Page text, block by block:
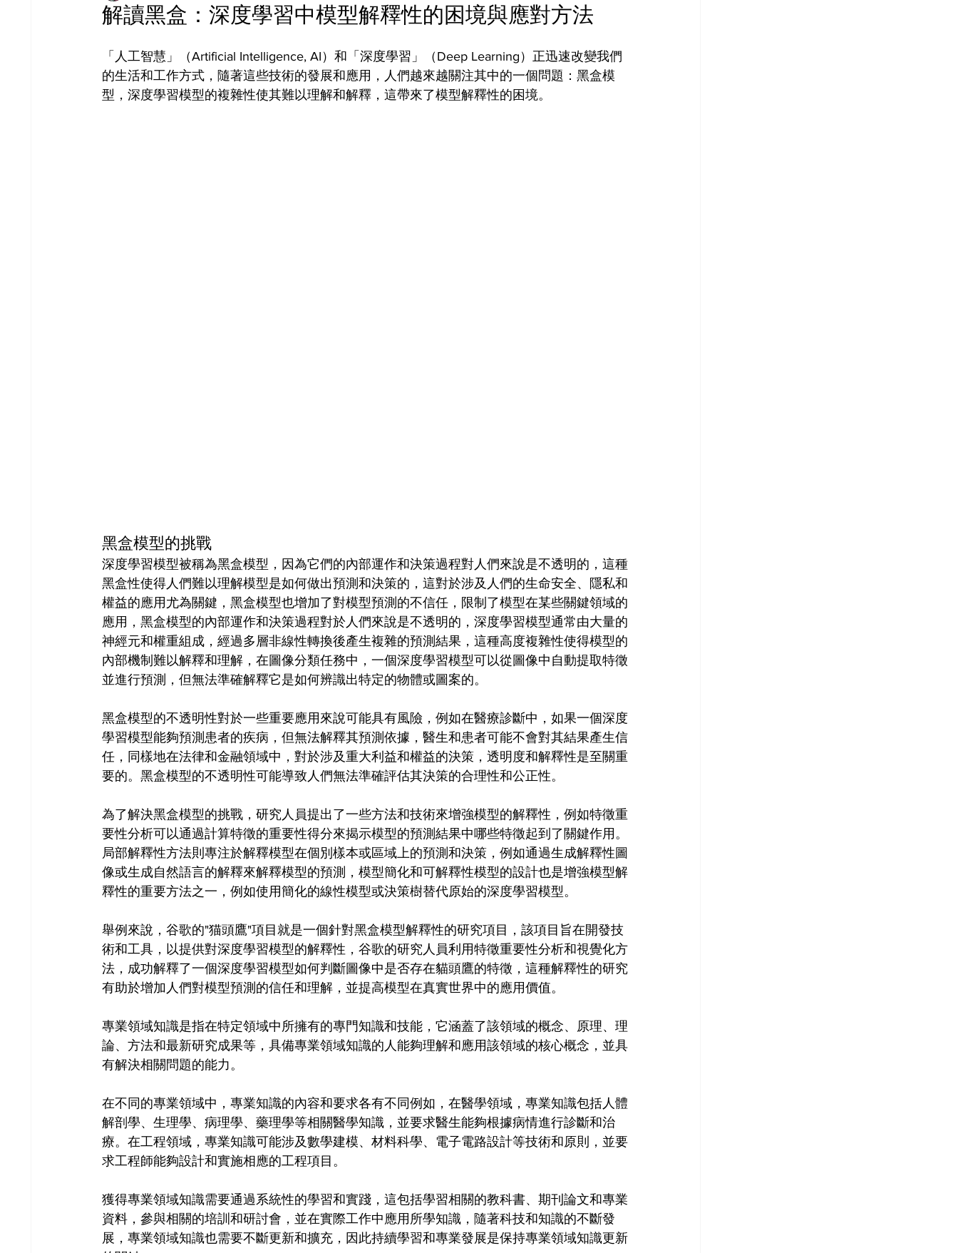
解讀黑盒：深度學習中模型解釋性的困境與應對方法
「人工智慧」（Artificial Intelligence, AI）和「深度學習」（Deep Learning）正迅速改變我們
的生活和工作方式，隨著這些技術的發展和應用，人們越來越關注其中的一個問題：黑盒模
型，深度學習模型的複雜性使其難以理解和解釋，這帶來了模型解釋性的困境。
黑盒模型的挑戰
深度學習模型被稱為黑盒模型，因為它們的內部運作和決策過程對人們來說是不透明的，這種
黑盒性使得人們難以理解模型是如何做出預測和決策的，這對於涉及人們的生命安全、隱私和
權益的應用尤為關鍵，黑盒模型也增加了對模型預測的不信任，限制了模型在某些關鍵領域的
應用，黑盒模型的內部運作和決策過程對於人們來說是不透明的，深度學習模型通常由大量的
神經元和權重組成，經過多層非線性轉換後產生複雜的預測結果，這種高度複雜性使得模型的
內部機制難以解釋和理解，在圖像分類任務中，一個深度學習模型可以從圖像中自動提取特徵
並進行預測，但無法準確解釋它是如何辨識出特定的物體或圖案的。
黑盒模型的不透明性對於一些重要應用來說可能具有風險，例如在醫療診斷中，如果一個深度
學習模型能夠預測患者的疾病，但無法解釋其預測依據，醫生和患者可能不會對其結果產生信
任，同樣地在法律和金融領域中，對於涉及重大利益和權益的決策，透明度和解釋性是至關重
要的。黑盒模型的不透明性可能導致人們無法準確評估其決策的合理性和公正性。
為了解決黑盒模型的挑戰，研究人員提出了一些方法和技術來增強模型的解釋性，例如特徵重
要性分析可以通過計算特徵的重要性得分來揭示模型的預測結果中哪些特徵起到了關鍵作用。
局部解釋性方法則專注於解釋模型在個別樣本或區域上的預測和決策，例如通過生成解釋性圖
像或生成自然語言的解釋來解釋模型的預測，模型簡化和可解釋性模型的設計也是增強模型解
釋性的重要方法之一，例如使用簡化的線性模型或決策樹替代原始的深度學習模型。
舉例來說，谷歌的"猫頭鷹"項目就是一個針對黑盒模型解釋性的研究項目，該項目旨在開發技
術和工具，以提供對深度學習模型的解釋性，谷歌的研究人員利用特徵重要性分析和視覺化方
法，成功解釋了一個深度學習模型如何判斷圖像中是否存在貓頭鷹的特徵，這種解釋性的研究
有助於增加人們對模型預測的信任和理解，並提高模型在真實世界中的應用價值。
專業領域知識是指在特定領域中所擁有的專門知識和技能，它涵蓋了該領域的概念、原理、理
論、方法和最新研究成果等，具備專業領域知識的人能夠理解和應用該領域的核心概念，並具
有解決相關問題的能力。
在不同的專業領域中，專業知識的內容和要求各有不同例如，在醫學領域，專業知識包括人體
解剖學、生理學、病理學、藥理學等相關醫學知識，並要求醫生能夠根據病情進行診斷和治
療。在工程領域，專業知識可能涉及數學建模、材料科學、電子電路設計等技術和原則，並要
求工程師能夠設計和實施相應的工程項目。
獲得專業領域知識需要通過系統性的學習和實踐，這包括學習相關的教科書、期刊論文和專業
資料，參與相關的培訓和研討會，並在實際工作中應用所學知識，隨著科技和知識的不斷發
展，專業領域知識也需要不斷更新和擴充，因此持續學習和專業發展是保持專業領域知識更新